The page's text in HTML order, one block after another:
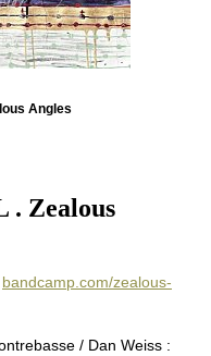
Angles
Zealous
bandcamp.com/zealous-
/ Dan Weiss :